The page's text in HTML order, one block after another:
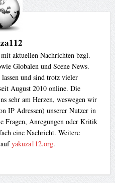
aktuellen Nachrichten bzgl.
Globalen und Scene News.
und sind trotz vieler
August 2010 online. Die
sehr am Herzen, weswegen wir
IP Adressen) unserer Nutzer in
Fragen, Anregungen oder Kritik
eine Nachricht. Weitere
yakuza112.org.